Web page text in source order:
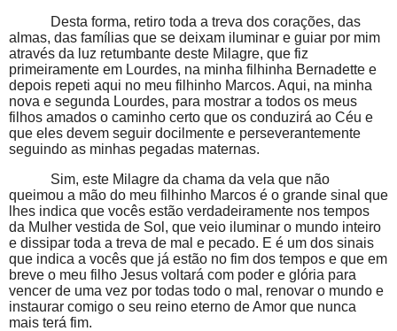
Desta forma, retiro toda a treva dos corações, das
almas, das famílias que se deixam iluminar e guiar por mim
através da luz retumbante deste Milagre, que fiz
primeiramente em Lourdes, na minha filhinha Bernadette e
depois repeti aqui no meu filhinho Marcos. Aqui, na minha
nova e segunda Lourdes, para mostrar a todos os meus
filhos amados o caminho certo que os conduzirá ao Céu e
que eles devem seguir docilmente e perseverantemente
seguindo as minhas pegadas maternas.
Sim, este Milagre da chama da vela que não
queimou a mão do meu filhinho Marcos é o grande sinal que
lhes indica que vocês estão verdadeiramente nos tempos
da Mulher vestida de Sol, que veio iluminar o mundo inteiro
e dissipar toda a treva de mal e pecado. E é um dos sinais
que indica a vocês que já estão no fim dos tempos e que em
breve o meu filho Jesus voltará com poder e glória para
vencer de uma vez por todas todo o mal, renovar o mundo e
instaurar comigo o seu reino eterno de Amor que nunca
mais terá fim.